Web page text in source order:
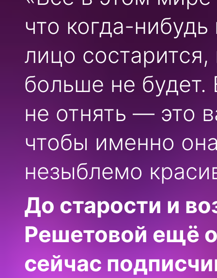
что когда-
лицо
больше не будет.
не отнять — это
чтобы именно
незыблемо
До старости и
Решетовой ещё
сейчас